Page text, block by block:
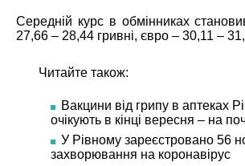
Середній курс в обмінниках
27,66 – 28,44 гривні, євро – 30,11 –
Читайте також:
Вакцини від грипу в аптеках
очікують в кінці вересня – на
У Рівному зареєстровано 56
захворювання на коронавірус